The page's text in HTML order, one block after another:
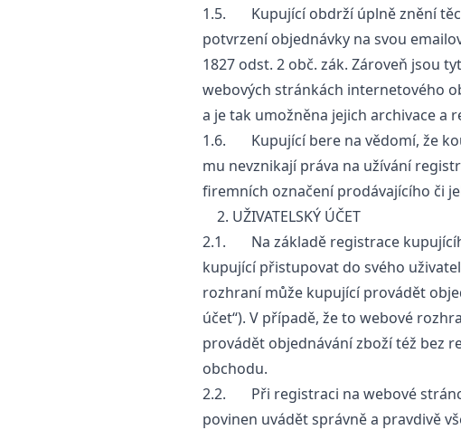
1.5. Kupující obdrží úplně znění
potvrzení objednávky na svou
1827 odst. 2 obč. zák. Zároveň jsou
webových stránkách internetového
a je tak umožněna jejich archivace a
1.6. Kupující bere na vědomí, že
mu nevznikají práva na užívání
firemních označení prodávajícího či
2. UŽIVATELSKÝ ÚČET
2.1. Na základě registrace
kupující přistupovat do svého
rozhraní může kupující provádět
účet“). V případě, že to webové
provádět objednávání zboží též bez
obchodu.
2.2. Při registraci na webové
povinen uvádět správně a pravdivě